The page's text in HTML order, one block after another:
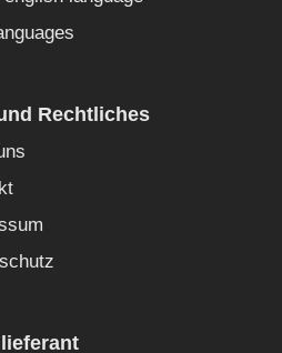
Rechtliches